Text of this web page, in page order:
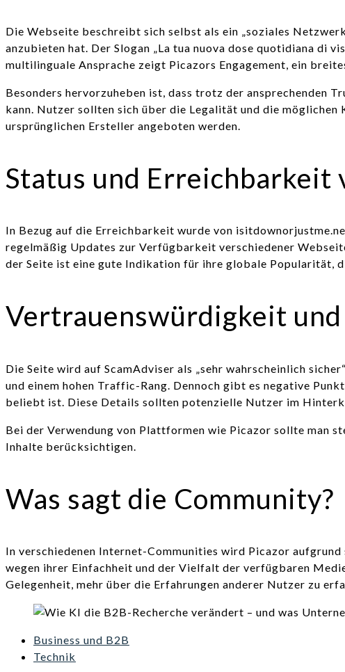
Die Webseite beschreibt sich selbst als ein „soziales
anzubieten hat. Der Slogan „La tua nuova dose quotidiana
multilinguale Ansprache zeigt Picazors Engagement, ein
Besonders hervorzuheben ist, dass trotz der ansprechenden
kann. Nutzer sollten sich über die Legalität und die
ursprünglichen Ersteller angeboten werden.
Status und Erreichbarkeit
In Bezug auf die Erreichbarkeit wurde von
regelmäßig Updates zur Verfügbarkeit verschiedener
der Seite ist eine gute Indikation für ihre globale Popularität,
Vertrauenswürdigkeit und
Die Seite wird auf ScamAdviser als „sehr wahrscheinlich
und einem hohen Traffic-Rang. Dennoch gibt es negative
beliebt ist. Diese Details sollten potenzielle Nutzer im
Bei der Verwendung von Plattformen wie Picazor sollte man
Inhalte berücksichtigen.
Was sagt die Community?
In verschiedenen Internet-Communities wird Picazor
wegen ihrer Einfachheit und der Vielfalt der verfügbaren
Gelegenheit, mehr über die Erfahrungen anderer Nutzer zu
Business und B2B
Technik